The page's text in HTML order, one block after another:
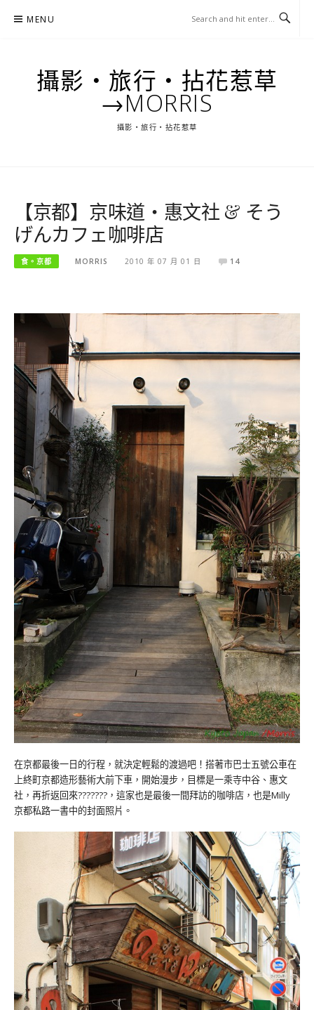
MENU
攝影‧旅行‧拈花惹草
→MORRIS
攝影‧旅行‧拈花惹草
【京都】京味道‧惠文社 & そう
げんカフェ咖啡店
食。京都 MORRIS 2010 年 07 月 01 日 14
在京都最後一日的行程，就決定輕鬆的渡過吧！搭著市巴士五號公車在
上終町京都造形藝術大前下車，開始漫步，目標是一乘寺中谷、惠文
社，再折返回來???????，這家也是最後一間拜訪的咖啡店，也是Milly
京都私路一書中的封面照片。